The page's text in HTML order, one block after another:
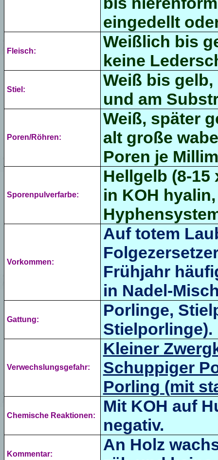
eingedellt
Fleisch:
Weißlich bis
keine
Stiel:
Weiß bis
und am
Poren/Röhren:
Weiß, später
alt große
Poren je
Sporenpulverfarbe:
Hellgelb (8-
in KOH
Vorkommen:
Auf totem
Frühjahr
in Nadel-
Gattung:
Porlinge,
Stielporlinge).
Verwechslungsgefahr:
Kleiner
Schuppiger
Porling (mit
Chemische Reaktionen:
Mit KOH auf
negativ.
Kommentar:
An Holz